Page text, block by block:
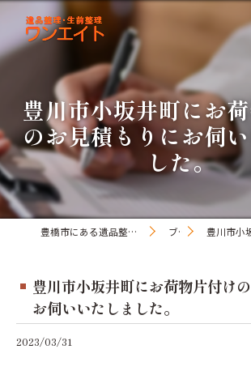
豊川市小坂井町にお
のお見積もりにお伺
した。
豊橋市にある遺品整理・生前整理のワンオアエイト ブログ 豊川市小坂井町にお荷
豊川市小坂井町にお荷物片付け
お伺いいたしました。
2023/03/31